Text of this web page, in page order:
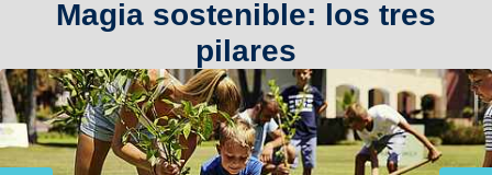
Magia sostenible: los tres
pilares